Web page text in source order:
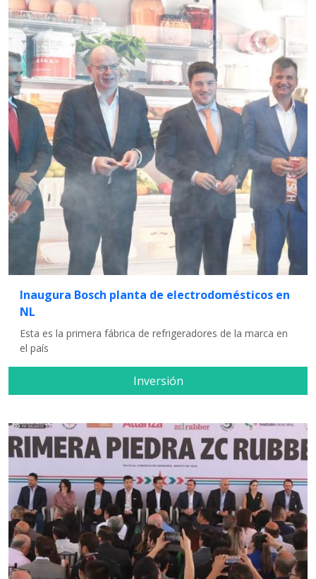
Inaugura Bosch planta de electrodomésticos en
NL
Esta es la primera fábrica de refrigeradores de la marca en
el país
Inversión